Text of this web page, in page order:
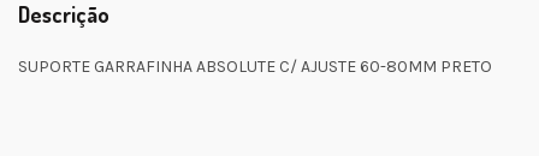
Descrição
SUPORTE GARRAFINHA ABSOLUTE C/ AJUSTE 60-80MM PRETO